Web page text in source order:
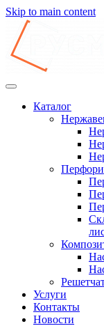
Skip to main content
Каталог
Услуги
Контакты
Новости